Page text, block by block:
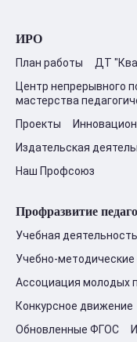
ИРО
План работы ДТ
Центр непрерывного
мастерства
Проекты
Издательская
Наш Профсоюз
Профразвитие
Учебная деятельность
Учебно-
Ассоциация молодых
Конкурсное движение
Обновленные ФГОС